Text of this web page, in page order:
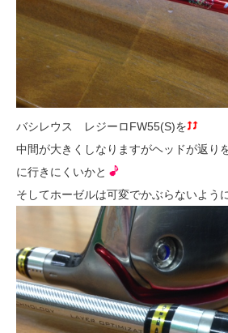
バシレウス レジーロFW55(S)を
中間が大きくしなりますがヘッドが返り
に行きにくいかと
そしてホーゼルは可変でかぶらないよう